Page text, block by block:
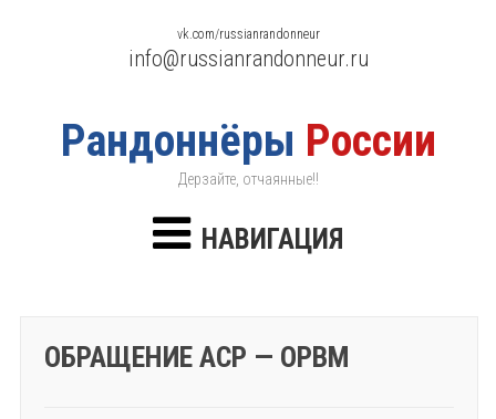
Рандоннёры России
Дерзайте, отчаянные!!
vk.com/russianrandonneur
info@russianrandonneur.ru
НАВИГАЦИЯ
ОБРАЩЕНИЕ АСР — ОРВМ